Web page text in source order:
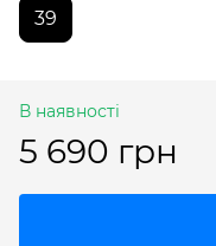
39
В наявності
5 690 грн